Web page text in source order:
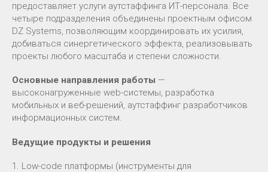
предоставляет услуги аутстаффинга ИТ-персонала. Все
четыре подразделения объединены проектным офисом
DZ Systems, позволяющим координировать их усилия,
добиваться синергетического эффекта, реализовывать
проекты любого масштаба и степени сложности.
Основные направления работы —
высоконагруженные web-системы, разработка
мобильных и веб-решений, аутстаффинг разработчиков
информационных систем.
Ведущие продукты и решения
1. Low-code платформы (инструменты для